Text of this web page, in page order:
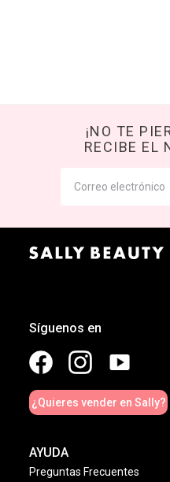
¡NO TE
RECIBE EL
Síguenos en
¿Quieres vender en Sally?
AYUDA
Preguntas Frecuentes